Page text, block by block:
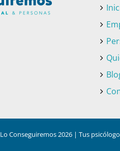
Lo Conseguiremos 2026| Tus